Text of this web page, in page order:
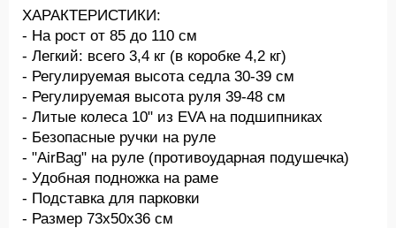
ХАРАКТЕРИСТИКИ:
- На рост от 85 до 110 см
- Легкий: всего 3,4 кг (в коробке 4,2 кг)
- Регулируемая высота седла 30-39 см
- Регулируемая высота руля 39-48 см
- Литые колеса 10" из EVA на подшипниках
- Безопасные ручки на руле
- "AirBag" на руле (противоударная подушечка)
- Удобная подножка на раме
- Подставка для парковки
- Размер 73х50х36 см